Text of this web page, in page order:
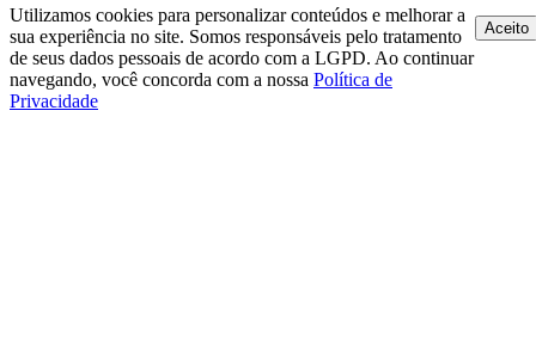
Utilizamos cookies para personalizar conteúdos e melhorar a
sua experiência no site. Somos responsáveis pelo tratamento
de seus dados pessoais de acordo com a LGPD. Ao continuar
navegando, você concorda com a nossa Política de
Privacidade
Aceito